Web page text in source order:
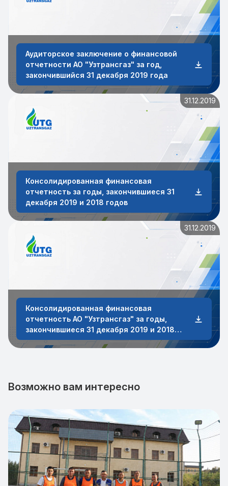
Аудиторское заключение о финансовой
отчетности АО "Узтрансгаз" за год,
закончившийся 31 декабря 2019 года
31.12.2019
Консолидированная финансовая
отчетность за годы, закончившиеся 31
декабря 2019 и 2018 годов
31.12.2019
Консолидированная финансовая
отчетность АО "Узтрансгаз" за годы,
закончившиеся 31 декабря 2019 и 2018
годов
Возможно вам интересно